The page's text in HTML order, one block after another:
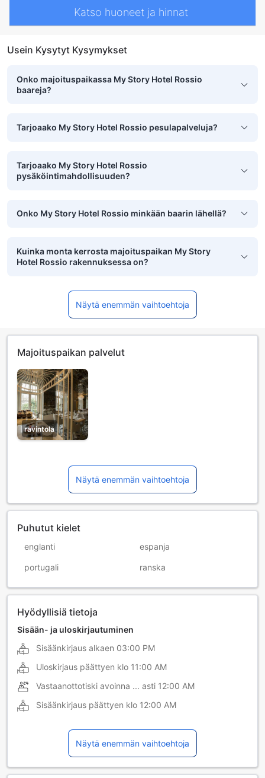
Katso huoneet ja hinnat
Usein Kysytyt Kysymykset
Onko majoituspaikassa My Story Hotel Rossio
baareja?
Tarjoaako My Story Hotel Rossio pesulapalveluja?
Tarjoaako My Story Hotel Rossio
pysäköintimahdollisuuden?
Onko My Story Hotel Rossio minkään baarin lähellä?
Kuinka monta kerrosta majoituspaikan My Story
Hotel Rossio rakennuksessa on?
Näytä enemmän vaihtoehtoja
Majoituspaikan palvelut
ravintola
Näytä enemmän vaihtoehtoja
Puhutut kielet
englanti espanja
portugali ranska
Hyödyllisiä tietoja
Sisään- ja uloskirjautuminen
Sisäänkirjaus alkaen 03:00 PM
Uloskirjaus päättyen klo 11:00 AM
Vastaanottotiski avoinna ... asti 12:00 AM
Sisäänkirjaus päättyen klo 12:00 AM
Näytä enemmän vaihtoehtoja